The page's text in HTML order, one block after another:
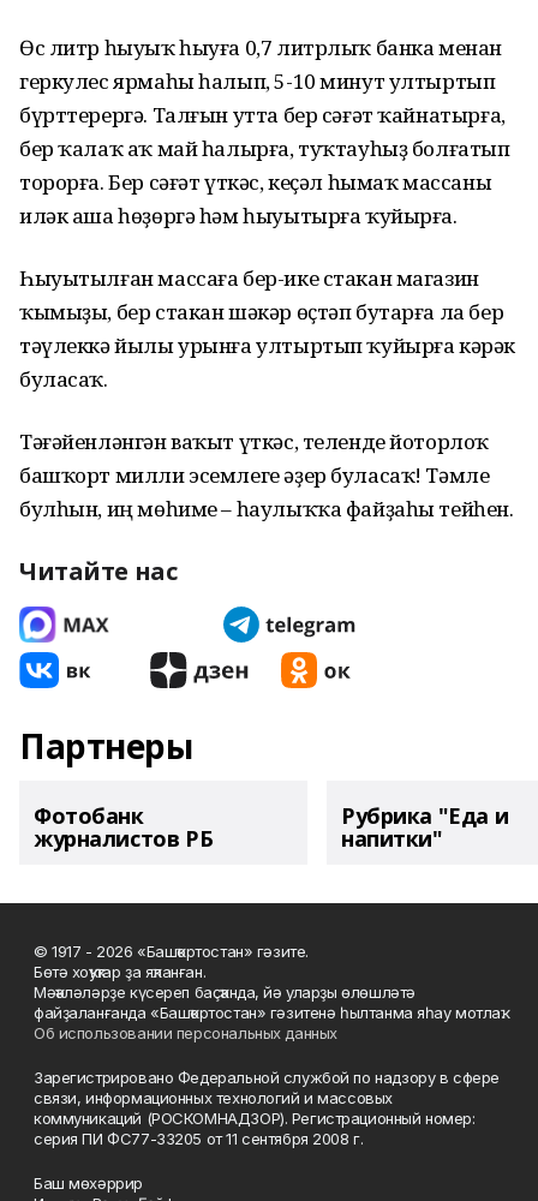
Өс литр һыуыҡ һыуға 0,7 литрлыҡ банка менан
геркулес ярмаһы һалып, 5-10 минут ултыртып
бүрттерергә. Талғын утта бер сәғәт ҡайнатырға,
бер ҡалаҡ аҡ май һалырға, туҡтауһыҙ болғатып
торорға. Бер сәғәт үткәс, кеҫәл һымаҡ массаны
иләк аша һөҙөргә һәм һыуытырға ҡуйырға.
Һыуытылған массаға бер-ике стакан магазин
ҡымыҙы, бер стакан шәкәр өҫтәп бутарға ла бер
тәүлеккә йылы урынға ултыртып ҡуйырға кәрәк
буласаҡ.
Тәғәйенләнгән ваҡыт үткәс, теленде йоторлоҡ
башҡорт милли эсемлеге әҙер буласаҡ! Тәмле
булһын, иң мөһиме – һаулыҡҡа файҙаһы тейһен.
Читайте нас
Партнеры
Фотобанк
журналистов РБ
Рубрика "Еда и
напитки"
© 1917 - 2026 «Башҡортостан» гәзите.
Бөтә хоҡуҡтар ҙа яҡланған.
Мәҡәләләрҙе күсереп баҫҡанда, йә уларҙы өлөшләтә
файҙаланғанда «Башҡортостан» гәзитенә һылтанма яһау мотлаҡ.
Об использовании персональных данных
Зарегистрировано Федеральной службой по надзору в сфере
связи, информационных технологий и массовых
коммуникаций (РОСКОМНАДЗОР). Регистрационный номер:
серия ПИ ФС77-33205 от 11 сентября 2008 г.
Баш мөхәррир